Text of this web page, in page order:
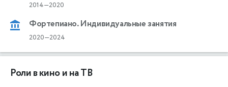
2014—2020
Фортепиано. Индивидуальные занятия
2020—2024
Роли в кино и на ТВ